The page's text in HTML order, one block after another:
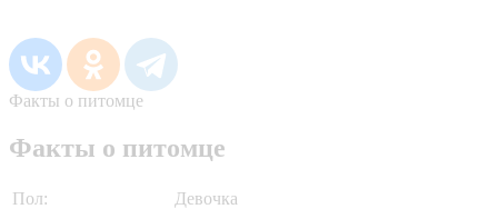
Факты о питомце
Факты о питомце
Пол:
Девочка